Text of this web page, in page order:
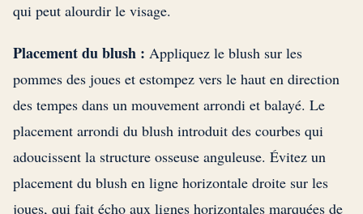
qui peut alourdir le visage.
Placement du blush : Appliquez le blush sur les
pommes des joues et estompez vers le haut en direction
des tempes dans un mouvement arrondi et balayé. Le
placement arrondi du blush introduit des courbes qui
adoucissent la structure osseuse anguleuse. Évitez un
placement du blush en ligne horizontale droite sur les
joues, qui fait écho aux lignes horizontales marquées de